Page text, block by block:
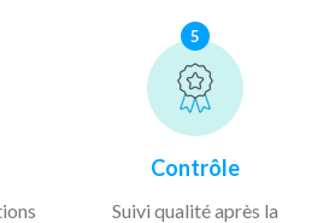
5
Contrôle
Suivi qualité après la